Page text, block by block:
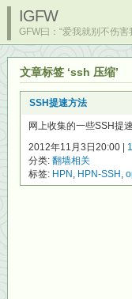
IGFW
GFW曰：“爱我就别不伤害
文章标签 ‘ssh 压缩’
SSH提速方法
网上收集的一些SSH提
2012年11月3日20:00 |
分类: 翻墙相关
标签: HPN , HPN-SSH ,